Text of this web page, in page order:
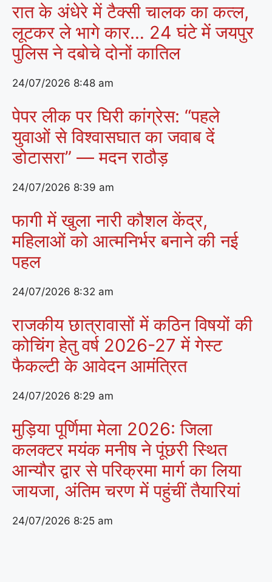
रात के अंधेरे में टैक्सी चालक का कत्ल,
लूटकर ले भागे कार… 24 घंटे में जयपुर
पुलिस ने दबोचे दोनों कातिल
24/07/2026 8:48 am
पेपर लीक पर घिरी कांग्रेस: “पहले
युवाओं से विश्वासघात का जवाब दें
डोटासरा” — मदन राठौड़
24/07/2026 8:39 am
फागी में खुला नारी कौशल केंद्र,
महिलाओं को आत्मनिर्भर बनाने की नई
पहल
24/07/2026 8:32 am
राजकीय छात्रावासों में कठिन विषयों की
कोचिंग हेतु वर्ष 2026-27 में गेस्ट
फैकल्टी के आवेदन आमंत्रित
24/07/2026 8:29 am
मुड़िया पूर्णिमा मेला 2026: जिला
कलक्टर मयंक मनीष ने पूंछरी स्थित
आन्यौर द्वार से परिक्रमा मार्ग का लिया
जायजा, अंतिम चरण में पहुंचीं तैयारियां
24/07/2026 8:25 am